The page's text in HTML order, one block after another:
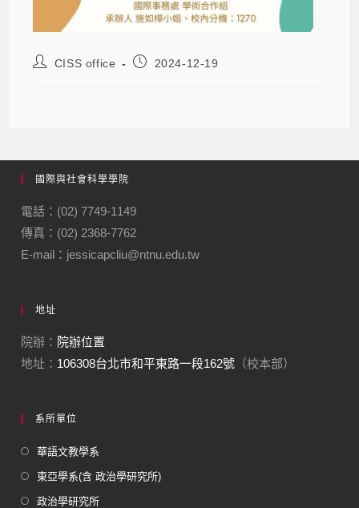
CISS office 2024-12-19
國際與社會科學學院
電話：(02) 7749-1149
傳真：(02) 2368-7762
E-mail：jessicapcliu@ntnu.edu.tw
地址
院辦： 院辦位置
地址： 106308台北市和平東路一段162號 （校本部）
系所單位
華語文教學系
東亞學系(含 政治學研究所)
政治學研究所